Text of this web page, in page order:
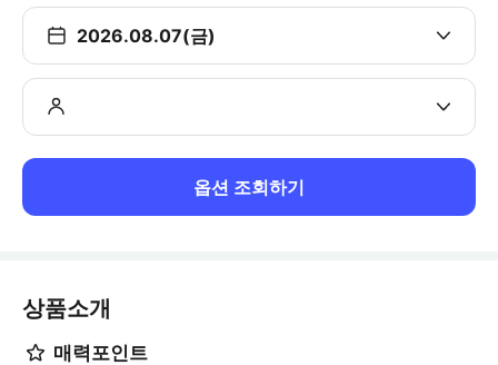
2026.08.07(금)
옵션 조회하기
상품소개
매력포인트